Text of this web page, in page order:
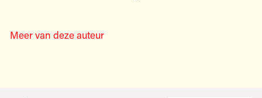
Meer van deze auteur